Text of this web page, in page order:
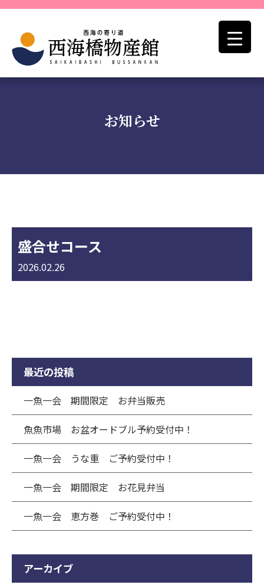
お知らせ
盛合せコース
2026.02.26
最近の投稿
一魚一会 期間限定 お弁当販売
魚魚市場 お盆オードブル予約受付中！
一魚一会 うな重 ご予約受付中！
一魚一会 期間限定 お花見弁当
一魚一会 恵方巻 ご予約受付中！
アーカイブ